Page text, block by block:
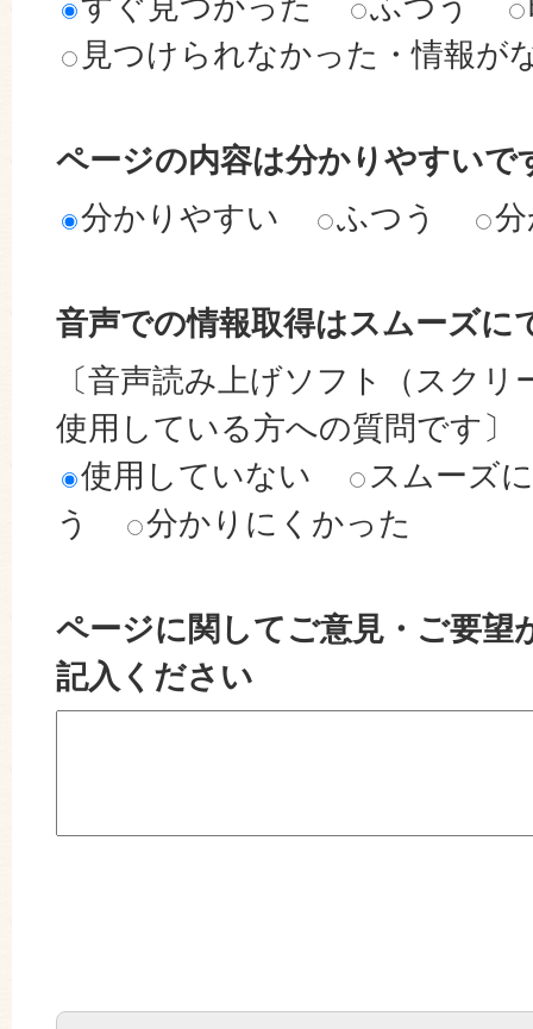
見つけられなかった・情報が
ページの内容は分かりやすいで
分かりやすい
ふつう
音声での情報取得はスムーズに
〔音声読み上げソフト（スク
使用している方への質問です〕
使用していない
スムーズ
う
分かりにくかった
ページに関してご意見・ご要望
記入ください